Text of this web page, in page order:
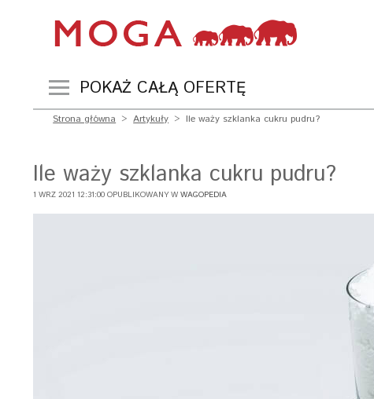
POKAŻ CAŁĄ OFERTĘ
Strona główna > Artykuły > Ile waży szklanka cukru pudru?
Ile waży szklanka cukru pudru?
1 WRZ 2021 12:31:00 OPUBLIKOWANY W WAGOPEDIA